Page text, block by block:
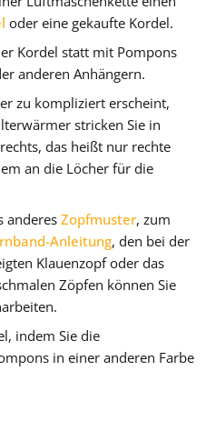
oder eine gekaufte Kordel.
Kordel statt mit Pompons
anderen Anhängern.
zu kompliziert erscheint,
stricken Sie in
das heißt nur rechte
an die Löcher für die
anderes Zopfmuster, zum
Anleitung, den bei der
Klauenzopf oder das
Zöpfen können Sie
indem Sie die
in einer anderen Farbe